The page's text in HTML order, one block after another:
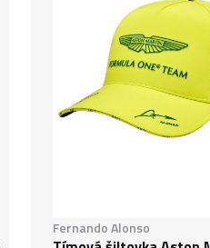
Fernando Alonso